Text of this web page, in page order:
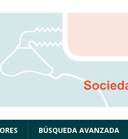
BÚSQUEDA AVANZADA